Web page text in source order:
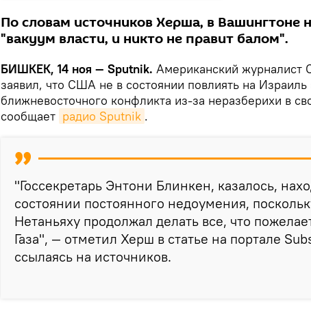
По словам источников Херша, в Вашингтоне
"вакуум власти, и никто не правит балом".
БИШКЕК, 14 ноя — Sputnik. Американский журналист
заявил, что США не в состоянии повлиять на
ближневосточного конфликта из-за неразберихи в
сообщает радио Sputnik .
"Госсекретарь Энтони Блинкен, казалось,
состоянии постоянного недоумения,
Нетаньяху продолжал делать все, что
Газа", — отметил Херш в статье на портале
ссылаясь на источников.